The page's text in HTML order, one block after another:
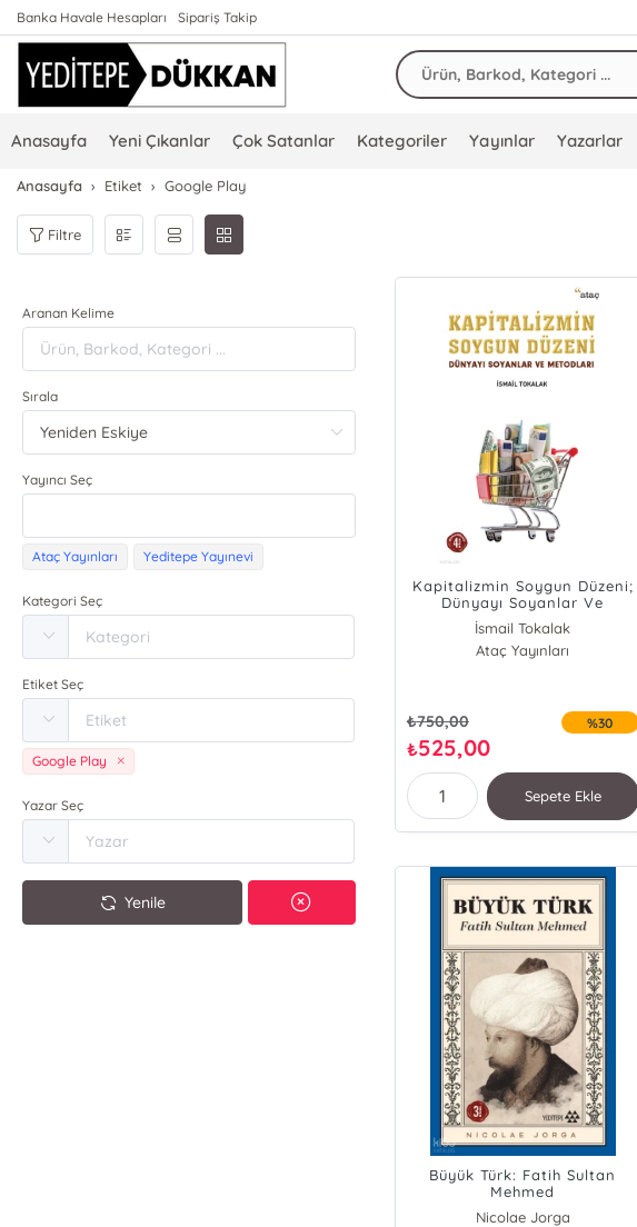
Banka Havale Hesapları Sipariş Takip
Anasayfa Yeni Çıkanlar Çok Satanlar Kategoriler Yayınlar Yazarlar
Anasayfa Etiket Google Play
Filtre
Aranan Kelime
Sırala
Yayıncı Seç
Ataç Yayınları Yeditepe Yayınevi
Kategori Seç
Etiket Seç
Google Play
Yazar Seç
Yenile
Kapitalizmin Soygun Düzeni;
Dünyayı Soyanlar Ve
Metodları
İsmail Tokalak
Ataç Yayınları
₺750,00
₺525,00
%30
Sepete Ekle
Büyük Türk: Fatih Sultan
Mehmed
Nicolae Jorga